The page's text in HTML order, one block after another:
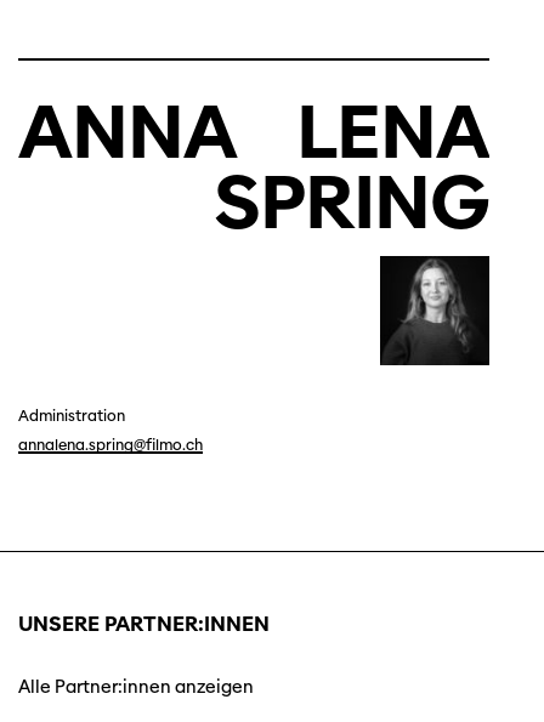
ANNA LENA
SPRING
Administration
annalena.spring@filmo.ch
UNSERE PARTNER:INNEN
Alle Partner:innen anzeigen